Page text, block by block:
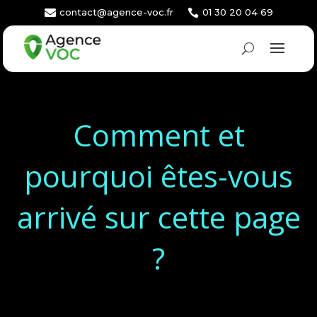
 contact@agence-voc.fr  01 30 20 04 69
Comment et
pourquoi êtes-vous
arrivé sur cette page
?